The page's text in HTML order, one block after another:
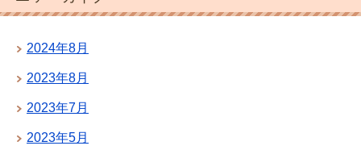
2024年8月
2023年8月
2023年7月
2023年5月